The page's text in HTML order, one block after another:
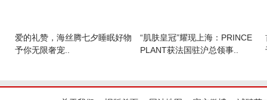
爱的礼赞，海丝腾七夕睡眠好物
予你无限奢宠..
“肌肤皇冠”耀现上海：PRINCE
PLANT获法国驻沪总领事..